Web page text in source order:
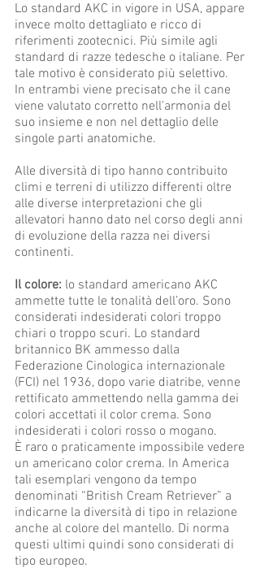
Lo standard AKC in vigore in USA, appare
invece molto dettagliato e ricco di
riferimenti zootecnici. Più simile agli
standard di razze tedesche o italiane. Per
tale motivo è considerato più selettivo.
In entrambi viene precisato che il cane
viene valutato corretto nell'armonia del
suo insieme e non nel dettaglio delle
singole parti anatomiche.
Alle diversità di tipo hanno contribuito
climi e terreni di utilizzo differenti oltre
alle diverse interpretazioni che gli
allevatori hanno dato nel corso degli anni
di evoluzione della razza nei diversi
continenti.
Il colore: lo standard americano AKC
ammette tutte le tonalità dell’oro. Sono
considerati indesiderati colori troppo
chiari o troppo scuri. Lo standard
britannico BK ammesso dalla
Federazione Cinologica internazionale
(FCI) nel 1936, dopo varie diatribe, venne
rettificato ammettendo nella gamma dei
colori accettati il color crema. Sono
indesiderati i colori rosso o mogano.
È raro o praticamente impossibile vedere
un americano color crema. In America
tali esemplari vengono da tempo
denominati “British Cream Retriever” a
indicarne la diversità di tipo in relazione
anche al colore del mantello. Di norma
questi ultimi quindi sono considerati di
tipo europeo.